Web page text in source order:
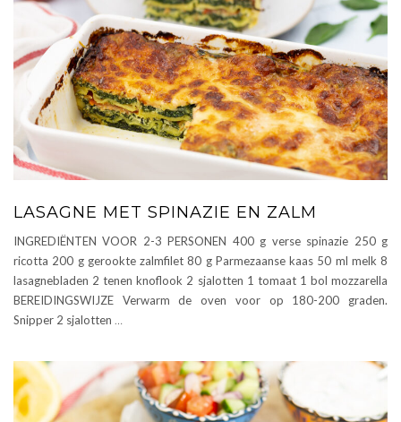
LASAGNE MET SPINAZIE EN ZALM
INGREDIËNTEN VOOR 2-3 PERSONEN 400 g verse spinazie 250 g
ricotta 200 g gerookte zalmfilet 80 g Parmezaanse kaas 50 ml melk 8
lasagnebladen 2 tenen knoflook 2 sjalotten 1 tomaat 1 bol mozzarella
BEREIDINGSWIJZE Verwarm de oven voor op 180-200 graden.
Snipper 2 sjalotten …